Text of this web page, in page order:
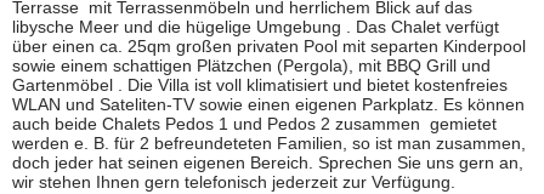
Terrasse mit Terrassenmöbeln und herrlichem Blick auf das
libysche Meer und die hügelige Umgebung . Das Chalet verfügt
über einen ca. 25qm großen privaten Pool mit separten Kinderpool
sowie einem schattigen Plätzchen (Pergola), mit BBQ Grill und
Gartenmöbel . Die Villa ist voll klimatisiert und bietet kostenfreies
WLAN und Sateliten-TV sowie einen eigenen Parkplatz. Es können
auch beide Chalets Pedos 1 und Pedos 2 zusammen gemietet
werden e. B. für 2 befreundeteten Familien, so ist man zusammen,
doch jeder hat seinen eigenen Bereich. Sprechen Sie uns gern an,
wir stehen Ihnen gern telefonisch jederzeit zur Verfügung.